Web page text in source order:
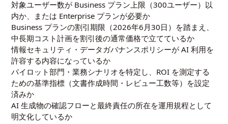
対象ユーザー数が Business プラン上限（300ユーザー）以
内か、または Enterprise プランが必要か
Business プランの割引期限（2026年6月30日）を踏まえ、
中長期コスト計画を割引後の通常価格で立てているか
情報セキュリティ・データガバナンスポリシーが AI 利用を
許容する内容になっているか
パイロット部門・業務シナリオを特定し、ROI を測定する
ための基準指標（文書作成時間・レビュー工数等）を設定
済みか
AI 生成物の確認フローと最終責任の所在を運用規程として
明文化しているか